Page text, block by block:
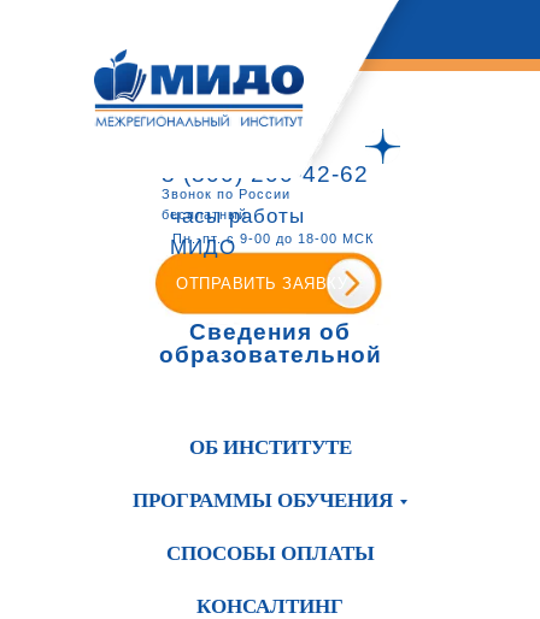
8 (800) 200-42-62
Звонок по России
бесплатный
ОТПРАВИТЬ ЗАЯВКУ
часы работы
МИДО
Пн.-пт. с 9-00 до 18-00 МСК
Сведения об
образовательной
ОБ ИНСТИТУТЕ
ПРОГРАММЫ ОБУЧЕНИЯ
СПОСОБЫ ОПЛАТЫ
КОНСАЛТИНГ